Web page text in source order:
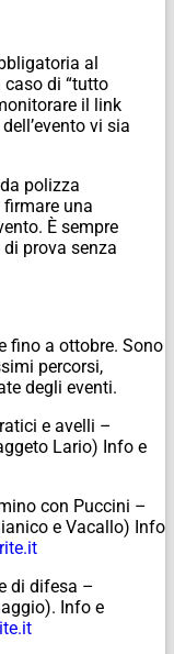
al
caso di “tutto
il link
vi sia
polizza
una
È sempre
prova senza
fino a ottobre. Sono
percorsi,
degli eventi.
e avelli –
Lario) Info e
con Puccini –
e Vacallo) Info
di difesa –
Info e